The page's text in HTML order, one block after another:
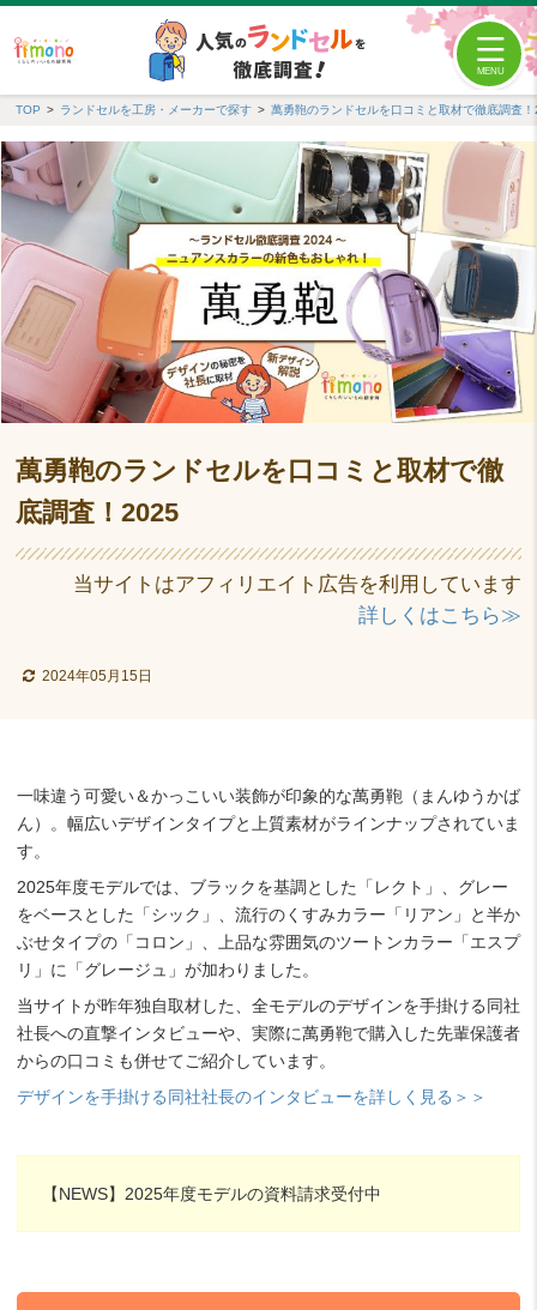
TOP ランドセルを工房・メーカーで探す 萬勇鞄のランドセルを口コミと取材で徹底調査
萬勇鞄のランドセルを口コミと取材で徹
底調査！2025
当サイトはアフィリエイト広告を利用しています
詳しくはこちら≫
2024年05月15日
一味違う可愛い＆かっこいい装飾が印象的な萬勇鞄（まんゆうかば
ん）。幅広いデザインタイプと上質素材がラインナップされていま
す。
2025年度モデルでは、ブラックを基調とした「レクト」、グレー
をベースとした「シック」、流行のくすみカラー「リアン」と半か
ぶせタイプの「コロン」、上品な雰囲気のツートンカラー「エスプ
リ」に「グレージュ」が加わりました。
当サイトが昨年独自取材した、全モデルのデザインを手掛ける同社
社長への直撃インタビューや、実際に萬勇鞄で購入した先輩保護者
からの口コミも併せてご紹介しています。
デザインを手掛ける同社社長のインタビューを詳しく見る＞＞
【NEWS】2025年度モデルの資料請求受付中